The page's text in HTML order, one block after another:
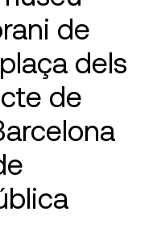
de
dels
de